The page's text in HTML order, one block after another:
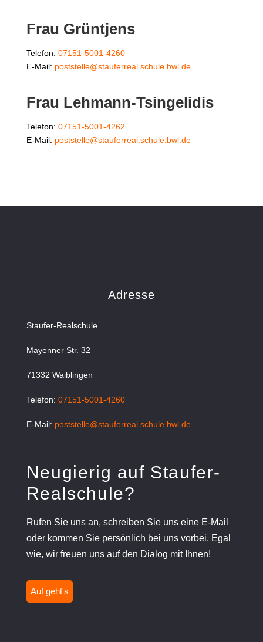
Frau Grüntjens
Telefon: 07151-5001-4260
E-Mail: poststelle@stauferreal.schule.bwl.de
Frau Lehmann-Tsingelidis
Telefon: 07151-5001-4262
E-Mail: poststelle@stauferreal.schule.bwl.de
Adresse
Staufer-Realschule
Mayenner Str. 32
71332 Waiblingen
Telefon: 07151-5001-4260
E-Mail: poststelle@stauferreal.schule.bwl.de
Neugierig auf Staufer-
Realschule?
Rufen Sie uns an, schreiben Sie uns eine E-Mail
oder kommen Sie persönlich bei uns vorbei. Egal
wie, wir freuen uns auf den Dialog mit Ihnen!
Auf geht's